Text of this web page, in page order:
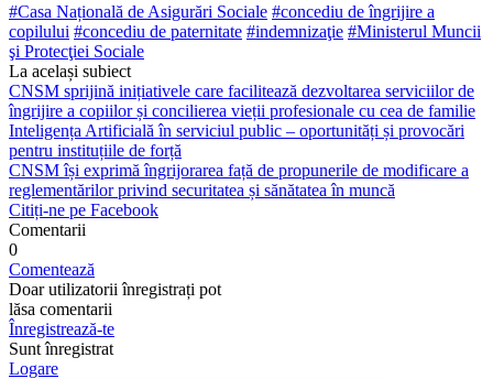
#Casa Națională de Asigurări Sociale #concediu de îngrijire a
copilului #concediu de paternitate #indemnizaţie #Ministerul Muncii
şi Protecţiei Sociale
La același subiect
CNSM sprijină inițiativele care facilitează dezvoltarea serviciilor de
îngrijire a copiilor și concilierea vieții profesionale cu cea de familie
Inteligența Artificială în serviciul public – oportunități și provocări
pentru instituțiile de forță
CNSM își exprimă îngrijorarea față de propunerile de modificare a
reglementărilor privind securitatea și sănătatea în muncă
Citiți-ne pe Facebook
Comentarii
0
Comentează
Doar utilizatorii înregistrați pot
lăsa comentarii
Înregistrează-te
Sunt înregistrat
Logare